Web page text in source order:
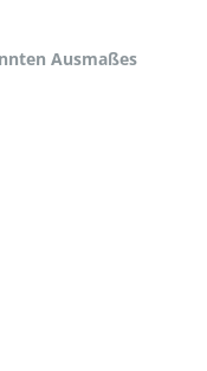
Ausmaßes